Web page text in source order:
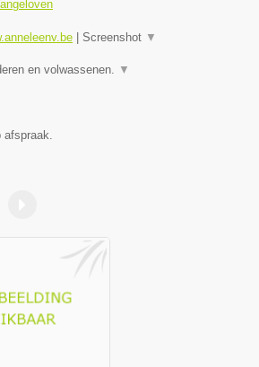
Screenshot ▼
en volwassenen. ▼